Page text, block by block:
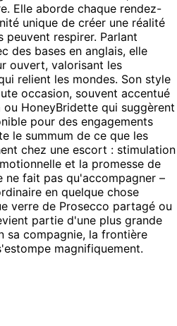
Elle aborde chaque rendez-
unique de créer une réalité
peuvent respirer. Parlant
des bases en anglais, elle
ouvert, valorisant les
relient les mondes. Son style
occasion, souvent accentué
HoneyBridette qui suggèrent
pour des engagements
le summum de ce que les
chez une escort : stimulation
et la promesse de
ne fait pas qu'accompagner –
en quelque chose
verre de Prosecco partagé ou
partie d'une plus grande
sa compagnie, la frontière
magnifiquement.